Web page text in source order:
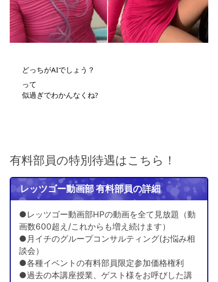
どっちがAIでしょう？
って
似過ぎでわかんなくね?
有料部員の特別待遇はこちら！
レッツゴー動画部 有料部員の詳細
●レッツゴー動画部HPの動画を全て見放題（動
画数600超え/これからも増え続けます）
●月イチのグループコンサルティング(お悩み相
談会）
●各種イベントの有料部員限定参加価格権利
●過去の本講座授業、ゲスト様をお呼びした講